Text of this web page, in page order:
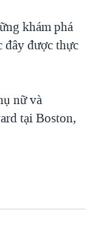
khám phá
đây được thực
nữ và
tại Boston,